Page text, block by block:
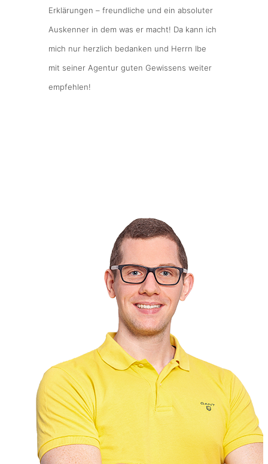
Erklärungen – freundliche und ein absoluter
Auskenner in dem was er macht! Da kann ich
mich nur herzlich bedanken und Herrn Ibe
mit seiner Agentur guten Gewissens weiter
empfehlen!